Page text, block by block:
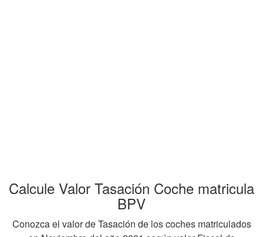
Calcule Valor Tasación Coche matricula
BPV
Conozca el valor de Tasación de los coches matriculados